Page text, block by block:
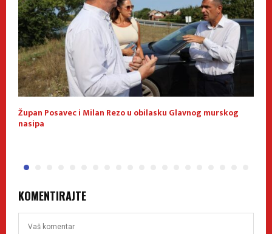
Župan Posavec i Milan Rezo u obilasku Glavnog murskog
nasipa
KOMENTIRAJTE